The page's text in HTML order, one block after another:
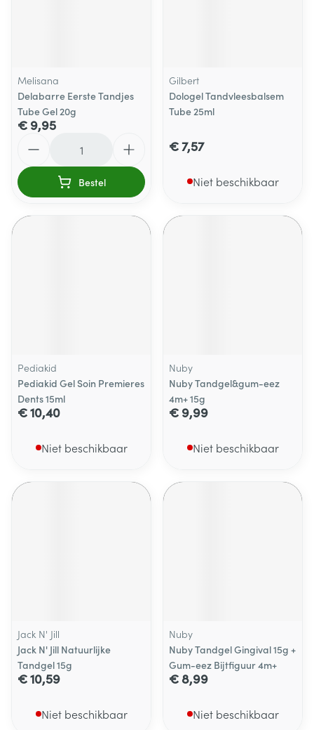
Melisana
Delabarre Eerste Tandjes
Tube Gel 20g
€ 9,95
Bestel
Gilbert
Dologel Tandvleesbalsem
Tube 25ml
€ 7,57
Niet beschikbaar
Pediakid
Pediakid Gel Soin Premieres
Dents 15ml
€ 10,40
Niet beschikbaar
Nuby
Nuby Tandgel&gum-eez
4m+ 15g
€ 9,99
Niet beschikbaar
Jack N' Jill
Jack N' Jill Natuurlijke
Tandgel 15g
€ 10,59
Niet beschikbaar
Nuby
Nuby Tandgel Gingival 15g +
Gum-eez Bijtfiguur 4m+
€ 8,99
Niet beschikbaar